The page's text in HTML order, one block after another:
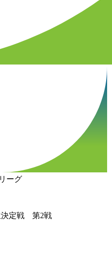
ーグ
決定戦 第2戦